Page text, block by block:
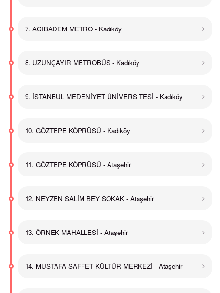
7. ACIBADEM METRO - Kadıköy
8. UZUNÇAYIR METROBÜS - Kadıköy
9. İSTANBUL MEDENİYET ÜNİVERSİTESİ - Kadıköy
10. GÖZTEPE KÖPRÜSÜ - Kadıköy
11. GÖZTEPE KÖPRÜSÜ - Ataşehir
12. NEYZEN SALİM BEY SOKAK - Ataşehir
13. ÖRNEK MAHALLESİ - Ataşehir
14. MUSTAFA SAFFET KÜLTÜR MERKEZİ - Ataşehir